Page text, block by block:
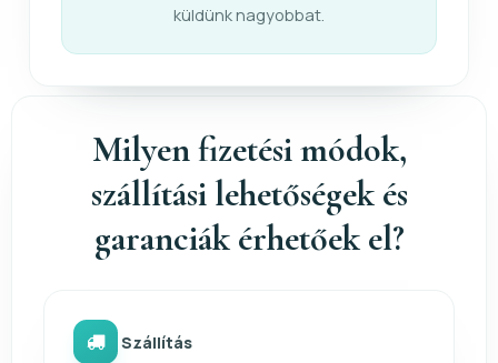
küldünk nagyobbat.
Milyen fizetési módok,
szállítási lehetőségek és
garanciák érhetőek el?
Szállítás